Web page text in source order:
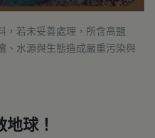
，若未妥善處理，所含高鹽
、水源與生態造成嚴重污染與
球！